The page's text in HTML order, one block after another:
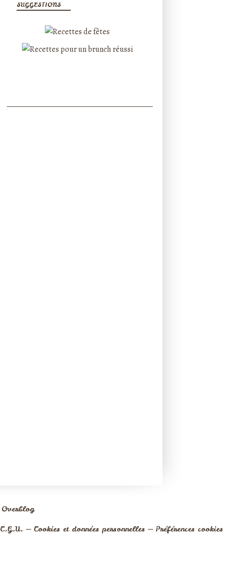
SUGGESTIONS
Overblog
C.G.U. Cookies et données personnelles Préférences cookies